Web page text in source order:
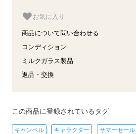
お気に入り
商品について問い合わせる
コンディション
ミルクガラス製品
返品・交換
この商品に登録されているタグ
キャンベル キャラクター サマーセー